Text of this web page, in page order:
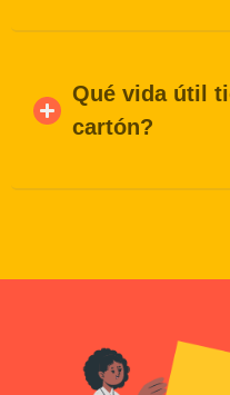
Qué vida útil
cartón?